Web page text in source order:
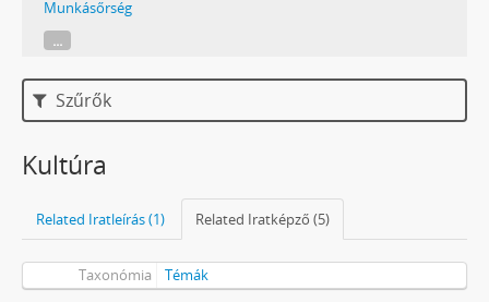
Munkásőrség
...
Szűrők
Kultúra
Related Iratleírás (1) Related Iratképző (5)
Taxonómia Témák